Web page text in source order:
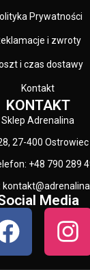
Prywatności
i zwroty
i czas dostawy
Kontakt
KONTAKT
Sklep Adrenalina
27-400
+48 790 289
Media